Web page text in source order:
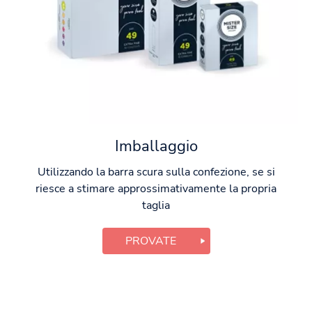
Imballaggio
Utilizzando la barra scura sulla confezione, se si
riesce a stimare approssimativamente la propria
taglia
PROVATE